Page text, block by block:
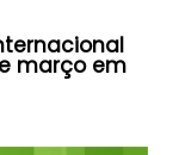
março em